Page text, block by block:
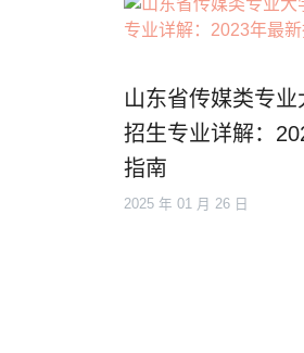
山东省传媒类专业
招生专业详解：
指南
2025 年 01 月 26 日